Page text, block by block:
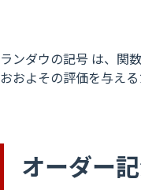
ランダウの記号 は、関
おおよその評価を与える
オーダー